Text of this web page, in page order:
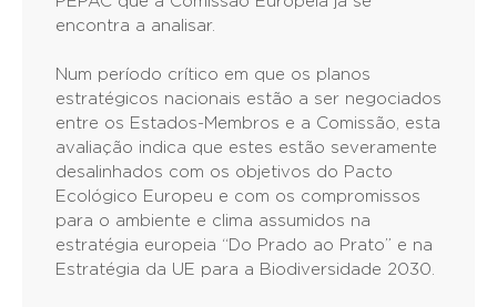
encontra a analisar.
Num período crítico em que os planos
estratégicos nacionais estão a ser negociados
entre os Estados-Membros e a Comissão, esta
avaliação indica que estes estão severamente
desalinhados com os objetivos do Pacto
Ecológico Europeu e com os compromissos
para o ambiente e clima assumidos na
estratégia europeia “Do Prado ao Prato” e na
Estratégia da UE para a Biodiversidade 2030.